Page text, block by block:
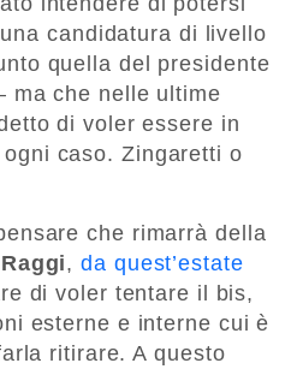
candidatura di livello
quella del presidente
ma che nelle ultime
di voler essere in
caso. Zingaretti o
che rimarrà della
,da quest’estate
di voler tentare il bis,
esterne e interne cui è
ritirare. A questo